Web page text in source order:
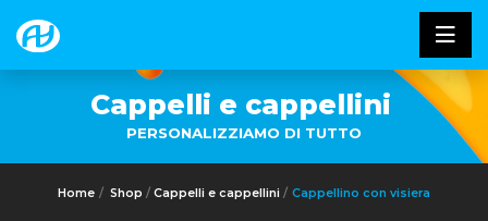
Cappelli e cappellini
PERSONALIZZIAMO DI TUTTO
Home Shop Cappelli e cappellini Cappellino con visiera